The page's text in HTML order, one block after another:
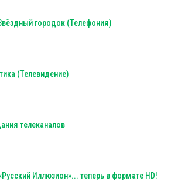
городок (Телефония)
(Телевидение)
телеканалов
Иллюзион»... теперь в формате HD!